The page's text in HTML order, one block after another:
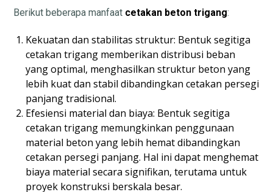
Berikut beberapa manfaat cetakan beton trigang:
Kekuatan dan stabilitas struktur: Bentuk segitiga
cetakan trigang memberikan distribusi beban
yang optimal, menghasilkan struktur beton yang
lebih kuat dan stabil dibandingkan cetakan persegi
panjang tradisional.
Efesiensi material dan biaya: Bentuk segitiga
cetakan trigang memungkinkan penggunaan
material beton yang lebih hemat dibandingkan
cetakan persegi panjang. Hal ini dapat menghemat
biaya material secara signifikan, terutama untuk
proyek konstruksi berskala besar.